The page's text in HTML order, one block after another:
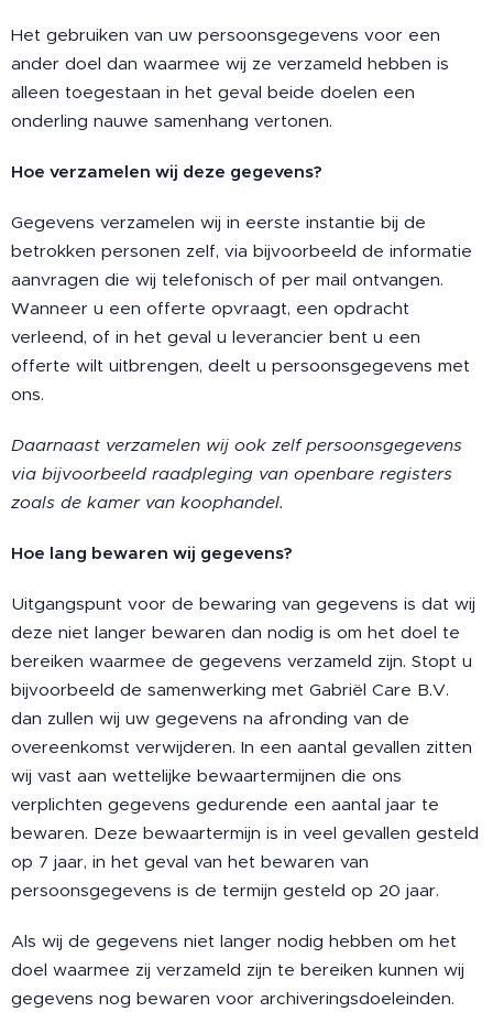
Het gebruiken van uw persoonsgegevens voor een
ander doel dan waarmee wij ze verzameld hebben is
alleen toegestaan in het geval beide doelen een
onderling nauwe samenhang vertonen.
Hoe verzamelen wij deze gegevens?
Gegevens verzamelen wij in eerste instantie bij de
betrokken personen zelf, via bijvoorbeeld de informatie
aanvragen die wij telefonisch of per mail ontvangen.
Wanneer u een offerte opvraagt, een opdracht
verleend, of in het geval u leverancier bent u een
offerte wilt uitbrengen, deelt u persoonsgegevens met
ons.
Daarnaast verzamelen wij ook zelf persoonsgegevens
via bijvoorbeeld raadpleging van openbare registers
zoals de kamer van koophandel.
Hoe lang bewaren wij gegevens?
Uitgangspunt voor de bewaring van gegevens is dat wij
deze niet langer bewaren dan nodig is om het doel te
bereiken waarmee de gegevens verzameld zijn. Stopt u
bijvoorbeeld de samenwerking met Gabriël Care B.V.
dan zullen wij uw gegevens na afronding van de
overeenkomst verwijderen. In een aantal gevallen zitten
wij vast aan wettelijke bewaartermijnen die ons
verplichten gegevens gedurende een aantal jaar te
bewaren. Deze bewaartermijn is in veel gevallen gesteld
op 7 jaar, in het geval van het bewaren van
persoonsgegevens is de termijn gesteld op 20 jaar.
Als wij de gegevens niet langer nodig hebben om het
doel waarmee zij verzameld zijn te bereiken kunnen wij
gegevens nog bewaren voor archiveringsdoeleinden.